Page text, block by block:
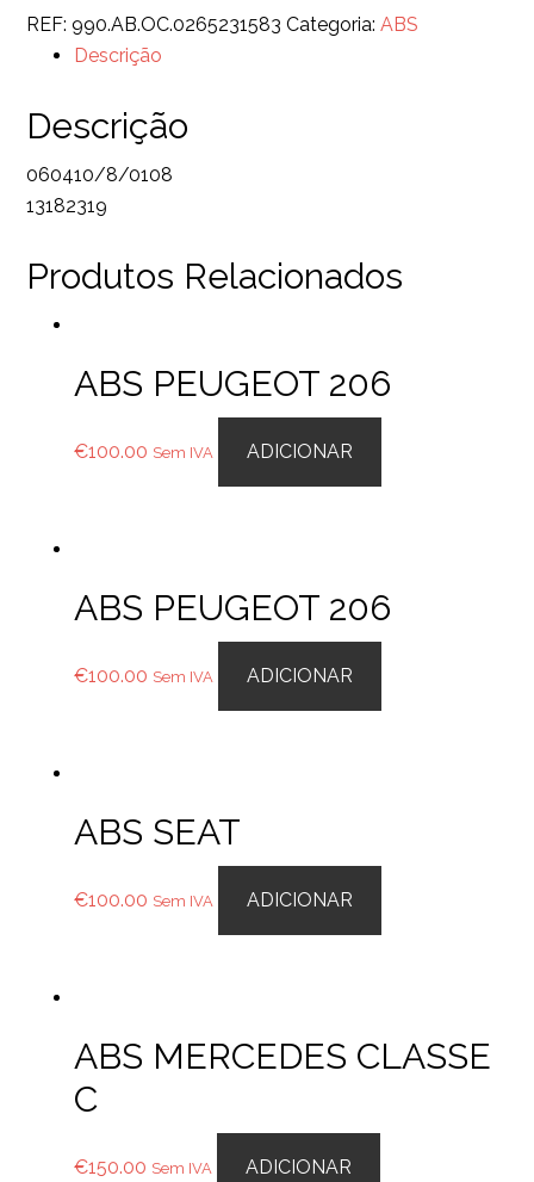
REF:990.AB.OC.0265231583 Categoria:ABS
Descrição
Descrição
060410/8/0108
13182319
Produtos Relacionados
ABS PEUGEOT 206
€100.00 Sem IVA ADICIONAR
ABS PEUGEOT 206
€100.00 Sem IVA ADICIONAR
ABS SEAT
€100.00 Sem IVA ADICIONAR
ABS MERCEDES CLASSE
C
€150.00 Sem IVA ADICIONAR